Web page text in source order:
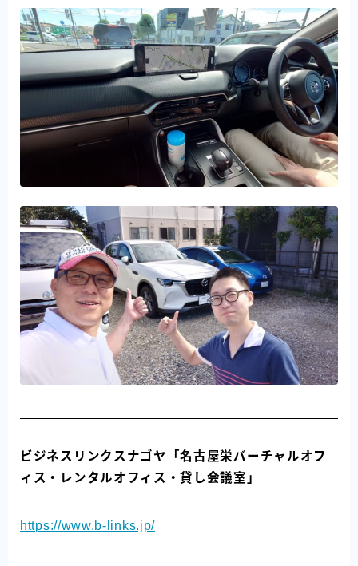
ビジネスリンクスナゴヤ「名古屋栄バーチャルオフ
ィス・レンタルオフィス・貸し会議室」
https://www.b-links.jp/